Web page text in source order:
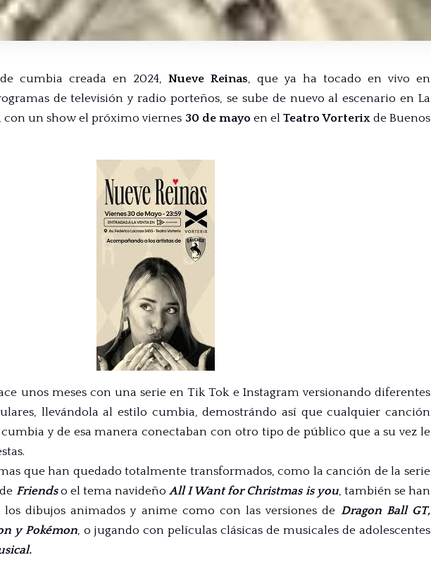
cumbia creada en 2024, Nueve Reinas, que ya ha tocado en vivo en
de televisión y radio porteños, se sube de nuevo al escenario en La
con un show el próximo viernes 30 de mayo en el Teatro Vorterixde Buenos
unos meses con una serie en Tik Tok e Instagram versionando diferentes
llevándola al estilo cumbia, demostrándo así que cualquier canción
y de esa manera conectaban con otro tipo de público que a su vez le
que han quedado totalmente transformados, como la canción de la serie
Friends o el tema navideñoAll I Want for Christmas is you, también se han
dibujos animados y anime como con las versiones de Dragon Ball GT,
y Pokémon, o jugando con películas clásicas de musicales de adolescentes